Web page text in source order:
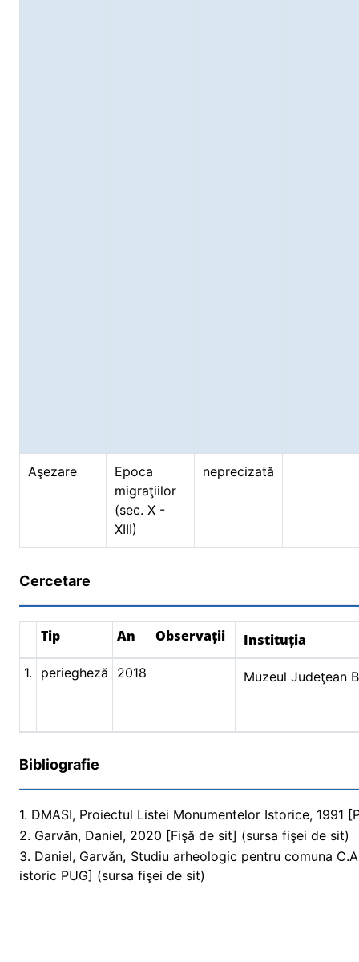
Aşezare
Epoca
migraţiilor
(sec. X -
XIII)
neprecizată
Cercetare
Tip An Observații Instituția
1. periegheză 2018 Muzeul Judeţean
Bibliografie
1. DMASI, Proiectul Listei Monumentelor Istorice, 1991
2. Garvăn, Daniel, 2020 [Fişă de sit] (sursa fişei de sit)
3. Daniel, Garvăn, Studiu arheologic pentru comuna
istoric PUG] (sursa fişei de sit)